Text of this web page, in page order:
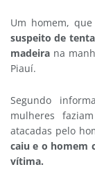
Um homem,
suspeito de
madeira na
Piauí.
Segundo
mulheres
atacadas pelo
caiu e o homem
vítima.